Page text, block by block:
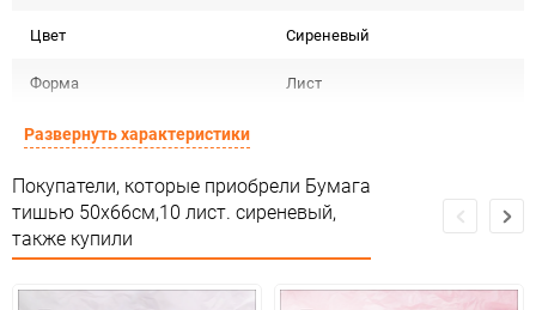
Цвет Сиреневый
Форма Лист
Материал
Срок годности Срок годности не ограничен
Страна изготовителя КИТАЙ
Развернуть характеристики
Покупатели, которые приобрели Бумага
тишью 50х66см,10 лист. сиреневый,
также купили